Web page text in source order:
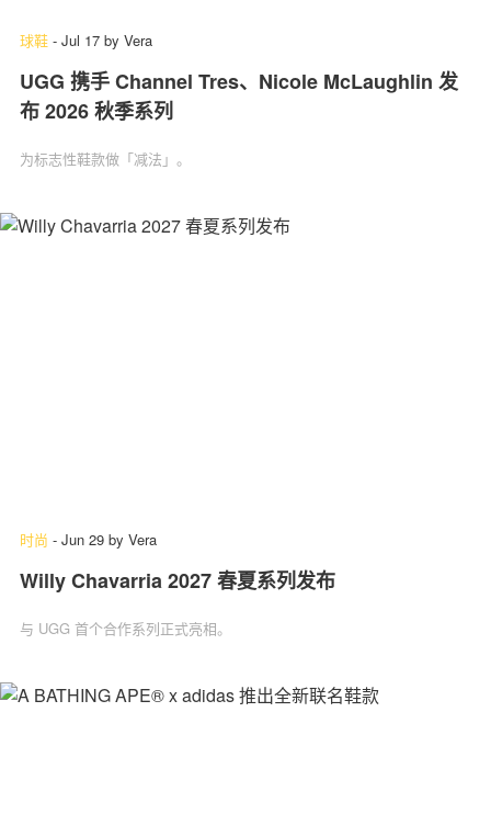
球鞋 - Jul 17 by Vera
UGG 携手 Channel Tres、Nicole McLaughlin 发
布 2026 秋季系列
为标志性鞋款做「减法」‌。
时尚 - Jun 29 by Vera
Willy Chavarria 2027 春夏系列发布
与 UGG 首个合作系列正式亮相。